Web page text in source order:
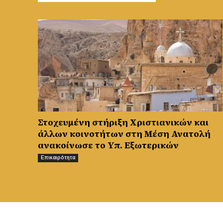
Στοχευμένη στήριξη Χριστιανικών και
άλλων κοινοτήτων στη Μέση Ανατολή
ανακοίνωσε το Υπ. Εξωτερικών
Επικαιρότητα